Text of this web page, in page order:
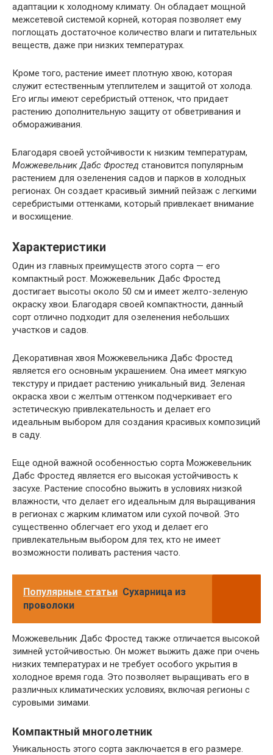
адаптации к холодному климату. Он обладает мощной
межсетевой системой корней, которая позволяет ему
поглощать достаточное количество влаги и питательных
веществ, даже при низких температурах.
Кроме того, растение имеет плотную хвою, которая
служит естественным утеплителем и защитой от холода.
Его иглы имеют серебристый оттенок, что придает
растению дополнительную защиту от обветривания и
обмораживания.
Благодаря своей устойчивости к низким температурам,
Можжевельник Дабс Фростед становится популярным
растением для озеленения садов и парков в холодных
регионах. Он создает красивый зимний пейзаж с легкими
серебристыми оттенками, который привлекает внимание
и восхищение.
Характеристики
Один из главных преимуществ этого сорта — его
компактный рост. Можжевельник Дабс Фростед
достигает высоты около 50 см и имеет желто-зеленую
окраску хвои. Благодаря своей компактности, данный
сорт отлично подходит для озеленения небольших
участков и садов.
Декоративная хвоя Можжевельника Дабс Фростед
является его основным украшением. Она имеет мягкую
текстуру и придает растению уникальный вид. Зеленая
окраска хвои с желтым оттенком подчеркивает его
эстетическую привлекательность и делает его
идеальным выбором для создания красивых композиций
в саду.
Еще одной важной особенностью сорта Можжевельник
Дабс Фростед является его высокая устойчивость к
засухе. Растение способно выжить в условиях низкой
влажности, что делает его идеальным для выращивания
в регионах с жарким климатом или сухой почвой. Это
существенно облегчает его уход и делает его
привлекательным выбором для тех, кто не имеет
возможности поливать растения часто.
Популярные статьи Сухарница из
проволоки
Можжевельник Дабс Фростед также отличается высокой
зимней устойчивостью. Он может выжить даже при очень
низких температурах и не требует особого укрытия в
холодное время года. Это позволяет выращивать его в
различных климатических условиях, включая регионы с
суровыми зимами.
Компактный многолетник
Уникальность этого сорта заключается в его размере.